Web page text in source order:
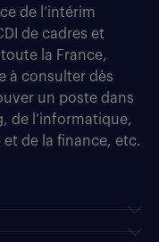
de l’intérim
de cadres et
la France,
à consulter dès
un poste dans
de l’informatique,
de la finance, etc.